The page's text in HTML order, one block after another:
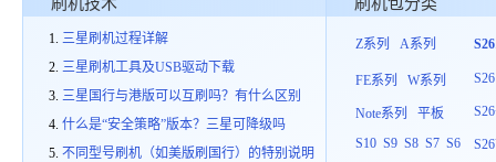
三星刷机过程详解
三星刷机工具及USB驱动下载
三星国行与港版可以互刷吗？有什么区别
什么是“安全策略”版本？三星可降级吗
不同型号刷机（如美版刷国行）的特别说明
Z系列 A系列
FE系列 W系列
Note系列
平板
S10 S9 S8 S7 S6
S26